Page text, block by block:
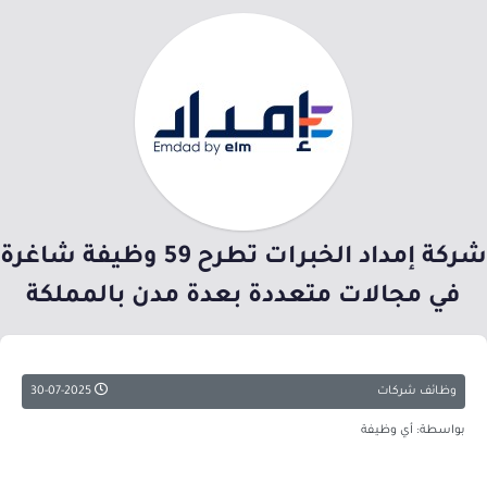
شركة إمداد الخبرات تطرح 59 وظيفة شاغرة
في مجالات متعددة بعدة مدن بالمملكة
وظائف شركات
بواسطة: أي وظيفة